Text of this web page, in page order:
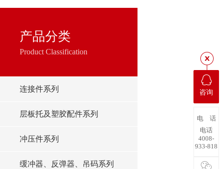
产品分类
Product Classification
连接件系列
层板托及塑胶配件系列
冲压件系列
缓冲器、反弹器、吊码系列
咨询
电 话
电话
4008-
933-818